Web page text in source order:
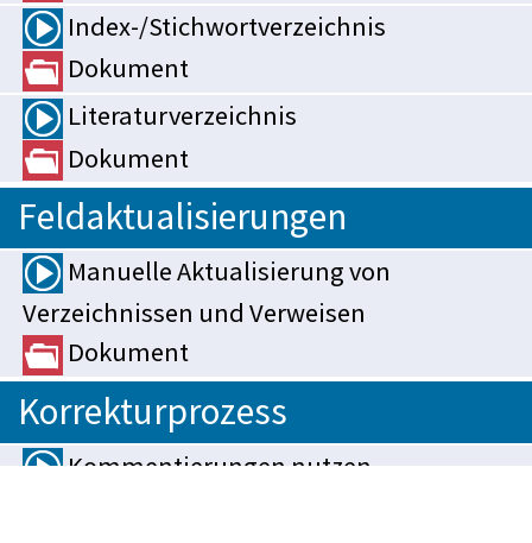
Index-/Stichwortverzeichnis
Dokument
Literaturverzeichnis
Dokument
Feldaktualisierungen
Manuelle Aktualisierung von
Verzeichnissen und Verweisen
Dokument
Korrekturprozess
Kommentierungen nutzen